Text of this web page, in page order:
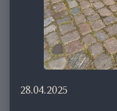
28.04.2025